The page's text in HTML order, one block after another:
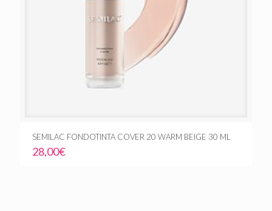
SEMILAC FONDOTINTA COVER 20 WARM BEIGE 30 ML
28,00€